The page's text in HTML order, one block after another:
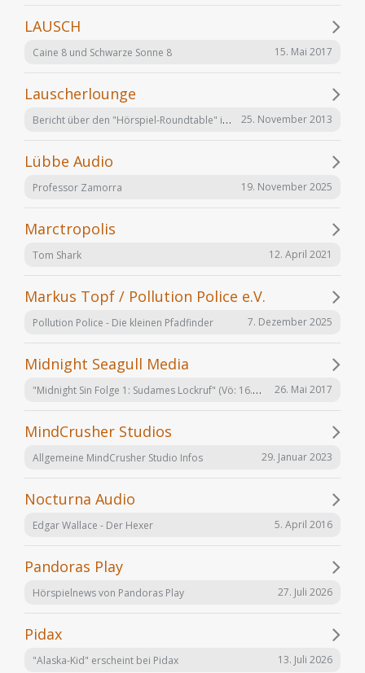
LAUSCH
Caine 8 und Schwarze Sonne 8 15. Mai 2017
Lauscherlounge
Bericht über den "Hörspiel-Roundtable" im Lauschermagazin 25. November 2013
Lübbe Audio
Professor Zamorra 19. November 2025
Marctropolis
Tom Shark 12. April 2021
Markus Topf / Pollution Police e.V.
Pollution Police - Die kleinen Pfadfinder 7. Dezember 2025
Midnight Seagull Media
"Midnight Sin Folge 1: Sudames Lockruf" (Vö: 16.06.2017) 26. Mai 2017
MindCrusher Studios
Allgemeine MindCrusher Studio Infos 29. Januar 2023
Nocturna Audio
Edgar Wallace - Der Hexer 5. April 2016
Pandoras Play
Hörspielnews von Pandoras Play 27. Juli 2026
Pidax
"Alaska-Kid" erscheint bei Pidax 13. Juli 2026